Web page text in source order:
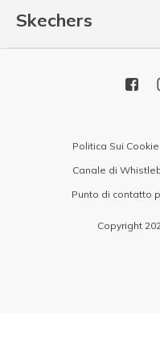
Skechers
Politica Sui Cookie
Canale di
Punto di contatto
Copyright